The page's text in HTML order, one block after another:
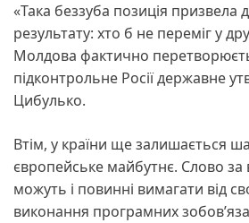
«Така беззуба позиція призвела
результату: хто б не переміг у
Молдова фактично
підконтрольне Росії державне
Цибулько.
Втім, у країни ще залишається
європейське майбутнє. Слово за
можуть і повинні вимагати від
виконання програмних